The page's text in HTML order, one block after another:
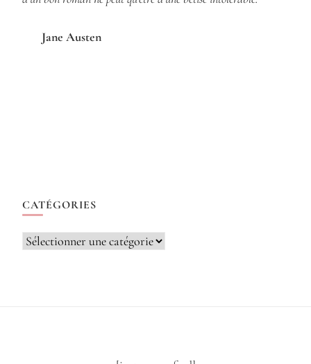
Jane Austen
CATÉGORIES
Catégories